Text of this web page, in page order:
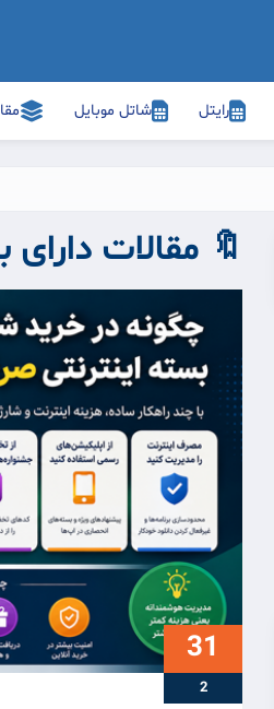
رایتل شاتل موبایل
🔖 مقالات
31
2